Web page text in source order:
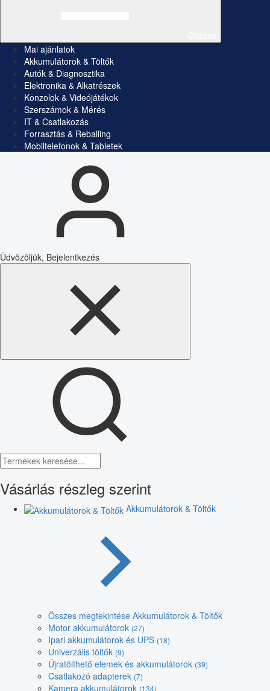
Mai ajánlatok
Akkumulátorok & Töltők
Autók & Diagnosztika
Elektronika & Alkatrészek
Konzolok & Videójátékok
Szerszámok & Mérés
IT & Csatlakozás
Forrasztás & Reballing
Mobiltelefonok & Tabletek
Üdvözöljük, Bejelentkezés
Vásárlás részleg szerint
Akkumulátorok & Töltők
Összes megtekintése Akkumulátorok & Töltők
Motor akkumulátorok (27)
Ipari akkumulátorok és UPS (18)
Univerzális töltők (9)
Újratölthető elemek és akkumulátorok (39)
Csatlakozó adapterek (7)
Kamera akkumulátorok (134)